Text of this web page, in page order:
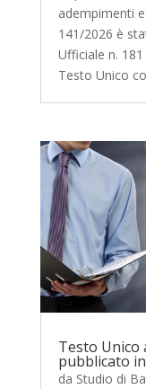
adempimenti
141/2026 è
Ufficiale n.
Testo Unico
Testo Unico
pubblicato
da Studio di